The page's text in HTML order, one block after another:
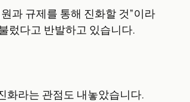
과 규제를 통해 진화할 것”이라
렀다고 반발하고 있습니다.
화라는 관점도 내놓았습니다.